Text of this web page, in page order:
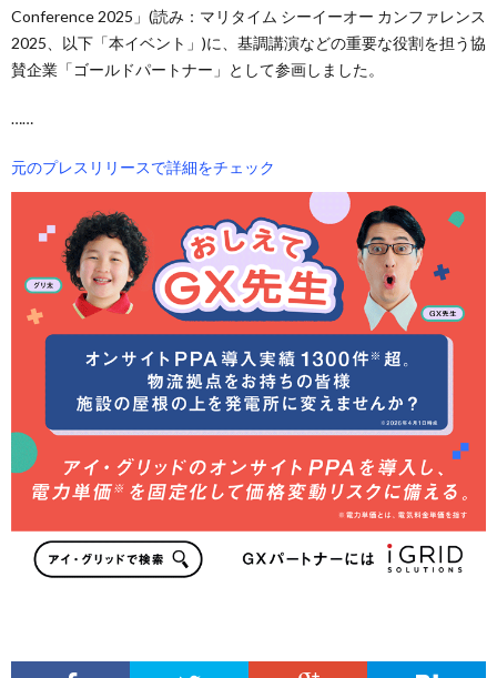
Conference 2025」(読み：マリタイム シーイーオー カンファレンス
2025、以下「本イベント」)に、基調講演などの重要な役割を担う協
賛企業「ゴールドパートナー」として参画しました。
……
元のプレスリリースで詳細をチェック